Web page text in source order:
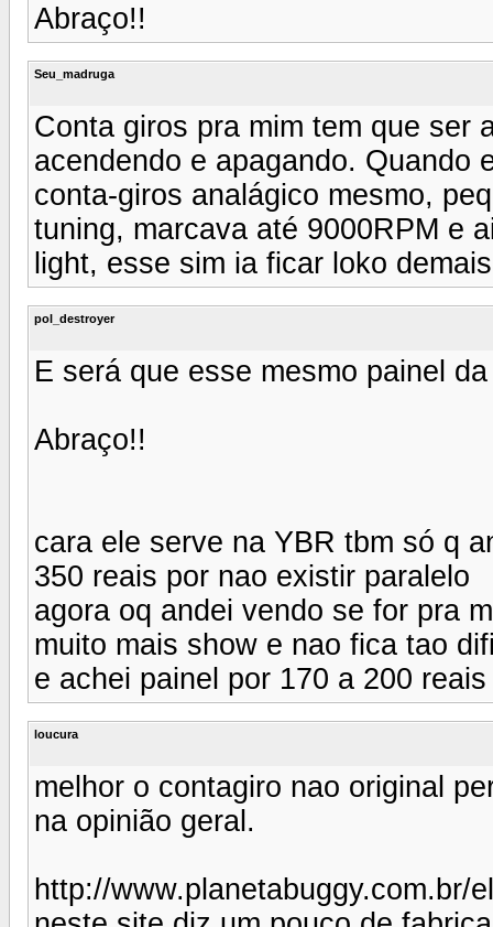
Abraço!!
Seu_madruga
Conta giros pra mim tem que ser
acendendo e apagando. Quando
conta-giros analágico mesmo,
tuning, marcava até 9000RPM e
light, esse sim ia ficar loko
pol_destroyer
E será que esse mesmo painel
Abraço!!
cara ele serve na YBR tbm só q
350 reais por nao existir paralelo
agora oq andei vendo se for pra
muito mais show e nao fica tao
e achei painel por 170 a 200 reais
loucura
melhor o contagiro nao original
na opinião geral.
http://www.planetabuggy.com.br/